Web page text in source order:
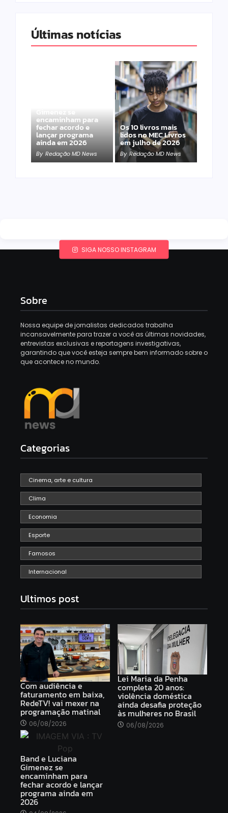
Últimas notícias
Gimenez se
encaminham para
fechar acordo e
lançar programa
ainda em 2026
By Redação MD News
Os 10 livros mais
lidos no MEC Livros
em julho de 2026
By Redação MD News
SIGA NOSSO INSTAGRAM
Sobre
Nossa equipe de jornalistas dedicados trabalha
incansavelmente para trazer a você as últimas novidades,
entrevistas exclusivas e reportagens investigativas,
garantindo que você esteja sempre bem informado sobre o
que acontece no mundo.
Categorias
Cinema, arte e cultura
Clima
Economia
Esporte
Famosos
Internacional
Ultimos post
Com audiência e
faturamento em baixa,
RedeTV! vai mexer na
programação matinal
06/08/2026
Lei Maria da Penha
completa 20 anos:
violência doméstica
ainda desafia proteção
às mulheres no Brasil
06/08/2026
Band e Luciana
Gimenez se
encaminham para
fechar acordo e lançar
programa ainda em
2026